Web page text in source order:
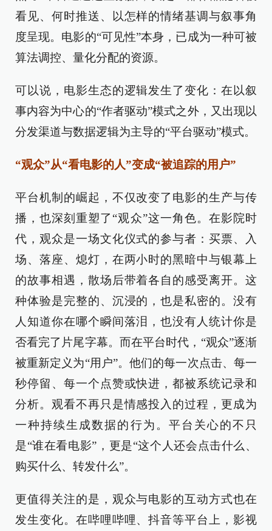
看见、何时推送、以怎样的情绪基调与叙事角
度呈现。电影的“可见性”本身，已成为一种可被
算法调控、量化分配的资源。
可以说，电影生态的逻辑发生了变化：在以叙
事内容为中心的“作者驱动”模式之外，又出现以
分发渠道与数据逻辑为主导的“平台驱动”模式。
“观众”从“看电影的人”变成“被追踪的用户”
平台机制的崛起，不仅改变了电影的生产与传
播，也深刻重塑了“观众”这一角色。在影院时
代，观众是一场文化仪式的参与者：买票、入
场、落座、熄灯，在两小时的黑暗中与银幕上
的故事相遇，散场后带着各自的感受离开。这
种体验是完整的、沉浸的，也是私密的。没有
人知道你在哪个瞬间落泪，也没有人统计你是
否看完了片尾字幕。而在平台时代，“观众”逐渐
被重新定义为“用户”。他们的每一次点击、每一
秒停留、每一个点赞或快进，都被系统记录和
分析。观看不再只是情感投入的过程，更成为
一种持续生成数据的行为。平台关心的不只
是“谁在看电影”，更是“这个人还会点击什么、
购买什么、转发什么”。
更值得关注的是，观众与电影的互动方式也在
发生变化。在哔哩哔哩、抖音等平台上，影视